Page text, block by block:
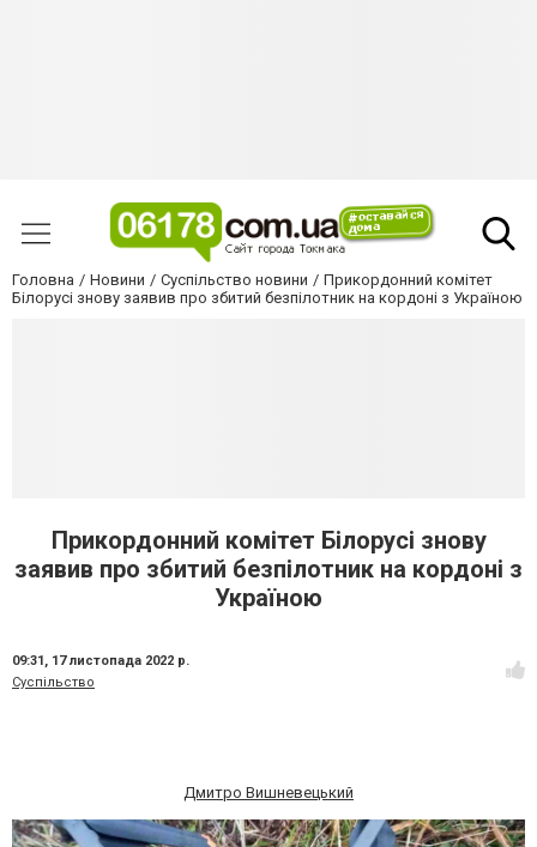
Головна Новини Суспільство новини
Прикордонний комітет
Білорусі знову заявив про збитий безпілотник на кордоні з Україною
Прикордонний комітет Білорусі знову
заявив про збитий безпілотник на кордоні з
Україною
09:31, 17 листопада 2022 р.
Суспільство
Дмитро Вишневецький